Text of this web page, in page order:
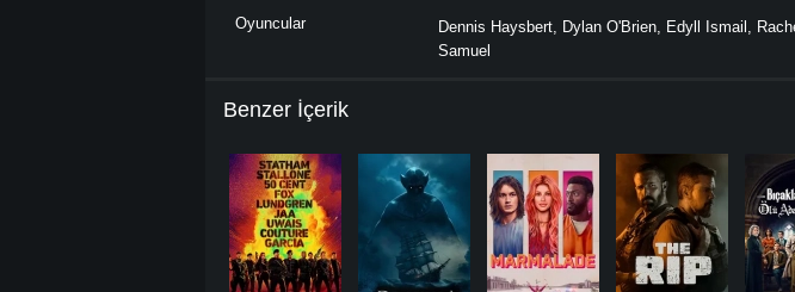
Oyuncular Dennis Haysbert Dylan O'Brien Edyll Ismail
Samuel
Benzer İçerik